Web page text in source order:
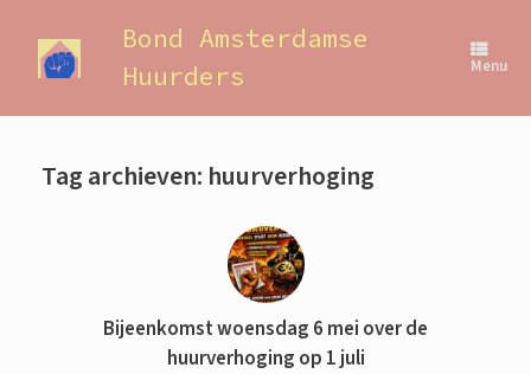
inhoud
Bond Amsterdamse
Huurders
Menu
Tag archieven: huurverhoging
Bijeenkomst woensdag 6 mei over de
huurverhoging op 1 juli